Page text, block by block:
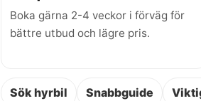
Boka gärna 2-4 veckor i förväg för
bättre utbud och lägre pris.
Sök hyrbil Snabbguide